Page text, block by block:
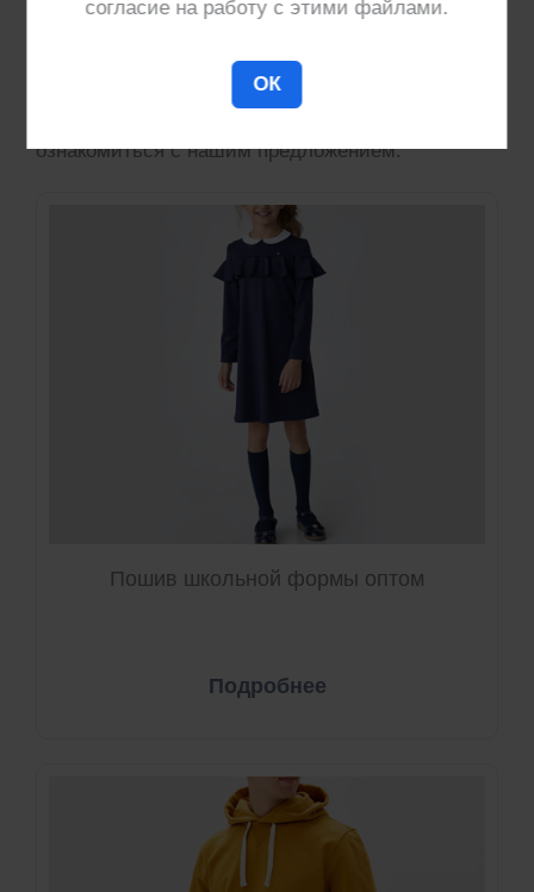
одежды(пальто, жилеты, брюки, толстовки,
производству широкого спектра швейных
ознакомиться с нашим предложением.
Пошив школьной формы оптом
Подробнее
согласие на работу с этими файлами.
ОК